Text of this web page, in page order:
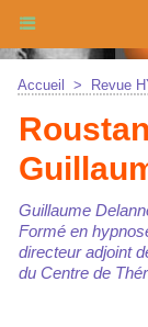
Accueil > Revue
Guillaume
Formé en
directeur adjoint
du Centre de